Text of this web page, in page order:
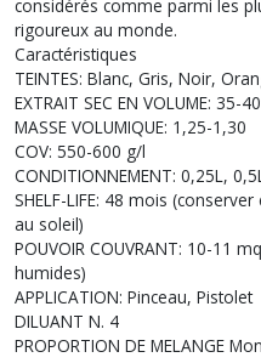
considérés comme parmi les
rigoureux au monde.
Caractéristiques
TEINTES: Blanc, Gris, Noir,
EXTRAIT SEC EN VOLUME: 35-
MASSE VOLUMIQUE: 1,25-1,30
COV: 550-600 g/l
CONDITIONNEMENT: 0,25L,
SHELF-LIFE: 48 mois
au soleil)
POUVOIR COUVRANT: 10-11
humides)
APPLICATION: Pinceau, Pistolet
DILUANT N. 4
PROPORTION DE MELANGE